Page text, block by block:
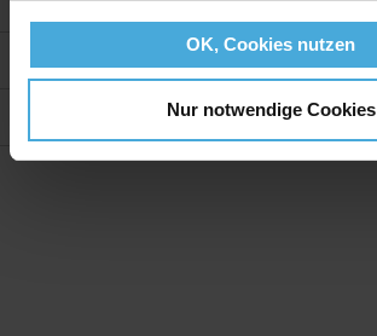
OK, Cookies nutzen
Nur notwendige Cookies
Weitere Informationen